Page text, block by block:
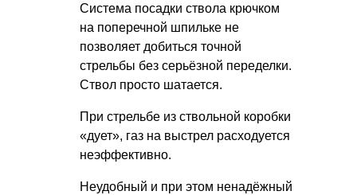
Система посадки ствола крючком
на поперечной шпильке не
позволяет добиться точной
стрельбы без серьёзной переделки.
Ствол просто шатается.
При стрельбе из ствольной коробки
«дует», газ на выстрел расходуется
неэффективно.
Неудобный и при этом ненадёжный